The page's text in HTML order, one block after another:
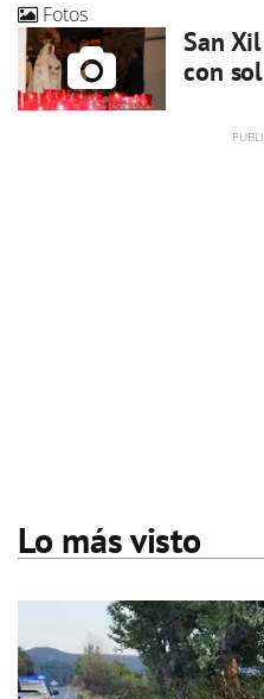
Fotos
San
con
Lo más visto